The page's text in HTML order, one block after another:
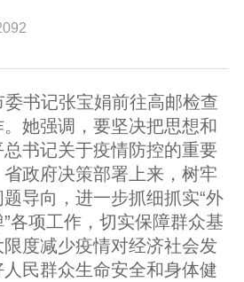
书记张宝娟前往高邮检查
她强调，要坚决把思想和
书记关于疫情防控的重要
政府决策部署上来，树牢
导向，进一步抓细抓实“外
各项工作，切实保障群众基
度减少疫情对经济社会发
民群众生命安全和身体健